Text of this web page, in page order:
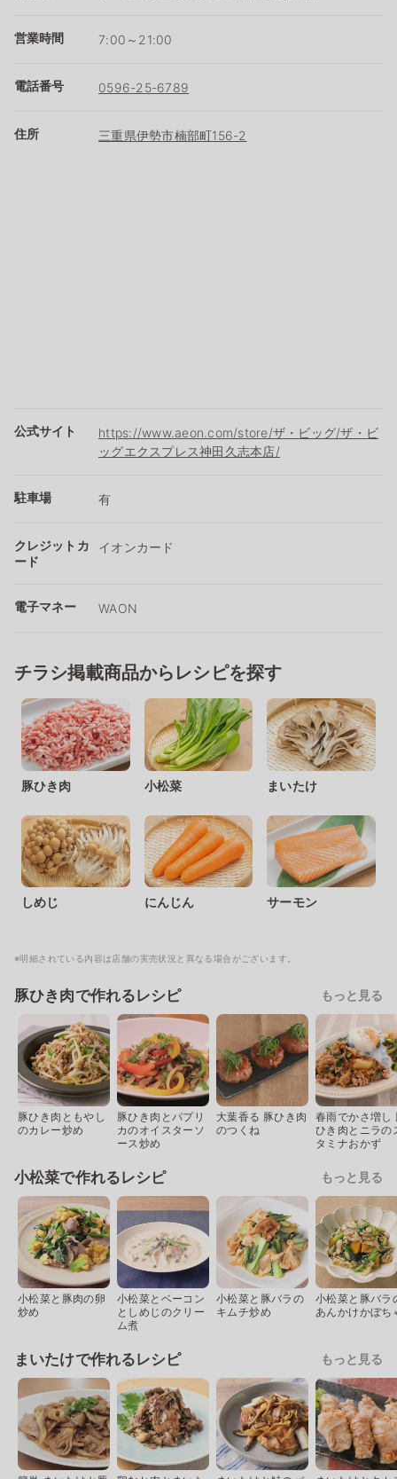
営業時間 7:00～21:00
電話番号 0596-25-6789
住所 三重県伊勢市楠部町156-2
公式サイト
https://www.aeon.com/store/ザ・ビッグ/ザ・ビ
ッグエクスプレス神田久志本店/
駐車場 有
クレジットカ
ード
イオンカード
電子マネー WAON
チラシ掲載商品からレシピを探す
豚ひき肉 小松菜 まいたけ
しめじ にんじん サーモン
※明細されている内容は店舗の実売状況と異なる場合がございます。
豚ひき肉で作れるレシピ もっと見る
豚ひき肉ともやし
のカレー炒め
豚ひき肉とパプリ
カのオイスターソ
ース炒め
大葉香る 豚ひき肉
のつくね
春雨でかさ増し
ひき肉とニラの
タミナおかず
小松菜で作れるレシピ もっと見る
小松菜と豚肉の卵
炒め
小松菜とベーコン
としめじのクリー
ム煮
小松菜と豚バラの
キムチ炒め
小松菜と豚バラ
あんかけかぼち
まいたけで作れるレシピ もっと見る